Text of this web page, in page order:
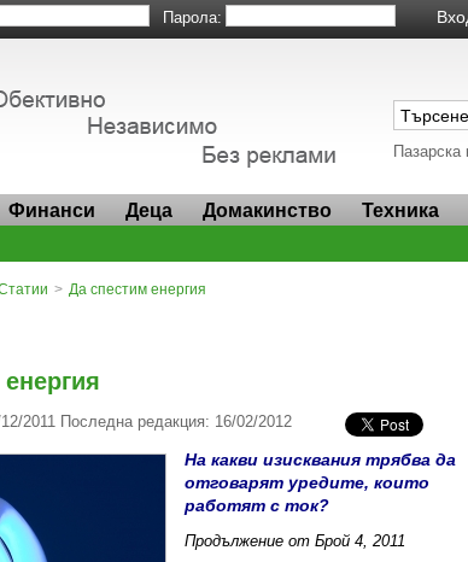
Парола:
Пазарска
Финанси Деца Домакинство Техника
> Да спестим енергия
2011 Последна редакция: 16/02/2012
На какви изисквания трябва да
отговарят уредите, които
работят с ток?
Продължение от Брой 4, 2011